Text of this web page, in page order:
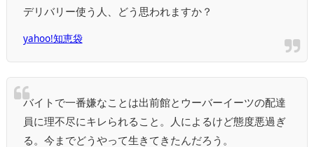
デリバリー使う人、どう思われますか？
yahoo!知恵袋
バイトで一番嫌なことは出前館とウーバーイーツの配達
員に理不尽にキレられること。人によるけど態度悪過ぎ
る。今までどうやって生きてきたんだろう。